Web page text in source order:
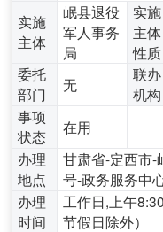
实施
主体
岷县退役
军人事务
局
实施
主体
性质
委托
部门
无
联办
机构
事项
状态
在用
办理
地点
甘肃省-定西市-
号-政务服务中
办理
时间
工作日,上午
节假日除外）